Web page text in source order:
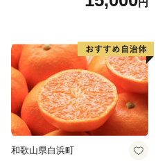
円
和歌山県白浜町